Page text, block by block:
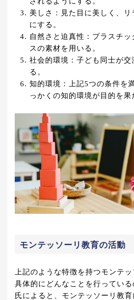
美しさ：見た目に美しく、
にする。
自然さと迫真性：プラスチッ
スの素材を用いる。
社会的環境：子ども同士が交
る。
知的環境：上記5つの条件を
っかくの知的環境が目的を果
モンテッソーリ教育の活動
上記のような特徴を持つモンテ
具体的にどんなことを行ってい
氏によると、モンテッソーリ教